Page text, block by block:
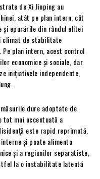
de Xi Jinping au
atât pe plan intern, cât
și epurările din rândul elitei
climat de stabilitate
plan intern, acest control
economice și sociale, dar
inițiativele independente,
dure adoptate de
tot mai accentuată a
este rapid reprimată.
și poate alimenta
și a regiunilor separatiste,
la o instabilitate latentă